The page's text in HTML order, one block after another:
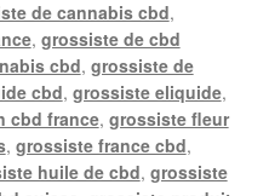
de cannabis cbd,
, grossiste de cbd
cbd, grossiste de
cbd, grossiste eliquide,
cbd france, grossiste fleur
, grossiste france cbd,
huile de cbd, grossiste